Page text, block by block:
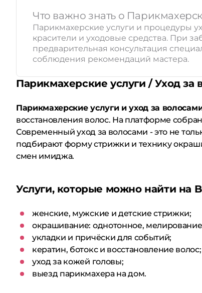
Что важно знать о
Парикмахерские услуги и процедуры
красители и уходовые средства. При
предварительная консультация
соблюдения рекомендаций мастера.
Парикмахерские услуги / Уход за
Парикмахерские услуги и уход за
восстановления волос. На платформе
Современный уход за волосами - это не
подбирают форму стрижки и технику
смен имиджа.
Услуги, которые можно найти на
женские, мужские и детские стрижки;
окрашивание: однотонное,
укладки и причёски для событий;
кератин, ботокс и восстановление волос;
уход за кожей головы;
выезд парикмахера на дом.